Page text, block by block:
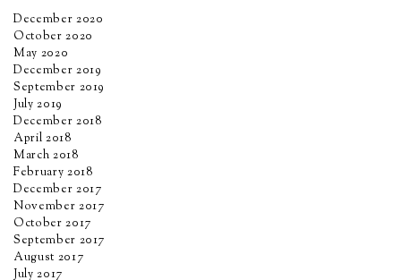
December 2020
October 2020
May 2020
December 2019
September 2019
July 2019
December 2018
April 2018
March 2018
February 2018
December 2017
November 2017
October 2017
September 2017
August 2017
July 2017